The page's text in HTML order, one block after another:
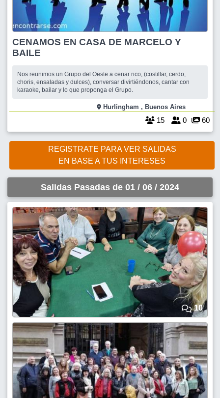
CENAMOS EN CASA DE MARCELO Y
BAILE
Nos reunimos un Grupo del Oeste a cenar rico, (costillar, cerdo,
choris, ensaladas y dulces), conversar divirtiéndonos, cantar con
karaoke, bailar y lo que proponga el Grupo.
Hurlingham , Buenos Aires
15 0 60
REGISTRATE PARA VER SALIDAS
EN BASE A TUS INTERESES
Salidas Pasadas de 01 / 06 / 2024
10